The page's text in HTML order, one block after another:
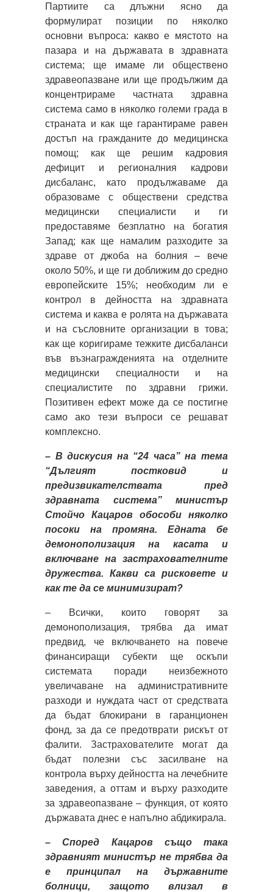
Партиите са длъжни ясно да
формулират позиции по няколко
основни въпроса: какво е мястото на
пазара и на държавата в здравната
система; ще имаме ли обществено
здравеопазване или ще продължим да
концентрираме частната здравна
система само в няколко големи града в
страната и как ще гарантираме равен
достъп на гражданите до медицинска
помощ; как ще решим кадровия
дефицит и регионалния кадрови
дисбаланс, като продължаваме да
образоваме с обществени средства
медицински специалисти и ги
предоставяме безплатно на богатия
Запад; как ще намалим разходите за
здраве от джоба на болния – вече
около 50%, и ще ги доближим до средно
европейските 15%; необходим ли е
контрол в дейността на здравната
система и каква е ролята на държавата
и на съсловните организации в това;
как ще коригираме тежките дисбаланси
във възнагражденията на отделните
медицински специалности и на
специалистите по здравни грижи.
Позитивен ефект може да се постигне
само ако тези въпроси се решават
комплексно.
– В дискусия на “24 часа” на тема
“Дългият постковид и
предизвикателствата пред
здравната система” министър
Стойчо Кацаров обособи няколко
посоки на промяна. Едната бе
демонополизация на касата и
включване на застрахователните
дружества. Какви са рисковете и
как те да се минимизират?
– Всички, които говорят за
демонополизация, трябва да имат
предвид, че включването на повече
финансиращи субекти ще оскъпи
системата поради неизбежното
увеличаване на административните
разходи и нуждата част от средствата
да бъдат блокирани в гаранционен
фонд, за да се предотврати рискът от
фалити. Застрахователите могат да
бъдат полезни със засилване на
контрола върху дейността на лечебните
заведения, а оттам и върху разходите
за здравеопазване – функция, от която
държавата днес е напълно абдикирала.
– Според Кацаров също така
здравният министър не трябва да
е принципал на държавните
болници, защото влизал в